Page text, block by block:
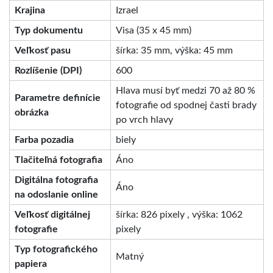
Krajina Izrael
Typ dokumentu Visa (35 x 45 mm)
Veľkosť pasu šírka: 35 mm, výška: 45 mm
Rozlíšenie (DPI) 600
Parametre definície
obrázka
Hlava musí byť medzi 70 až 80 %
fotografie od spodnej časti brady
po vrch hlavy
Farba pozadia biely
Tlačiteľná fotografia Áno
Digitálna fotografia
na odoslanie online
Áno
Veľkosť digitálnej
fotografie
šírka: 826 pixely , výška: 1062
pixely
Typ fotografického
papiera
Matný